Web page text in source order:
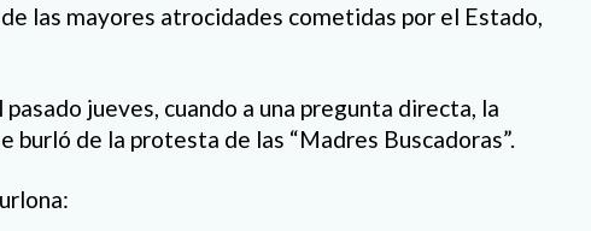
las mayores atrocidades cometidas por el Estado,
jueves, cuando a una pregunta directa, la
burló de la protesta de las “Madres Buscadoras”.